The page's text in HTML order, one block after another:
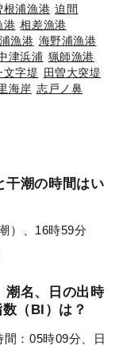
根浦漁港 迫間
港 相差漁港
漁港 海野浦漁港
津浜浦 猟師漁港
文字堤 田曽大突堤
海岸 志戸ノ鼻
干潮の時間はい
）、16時59分
潮名、日の出時
（BI）は？
：05時09分、日